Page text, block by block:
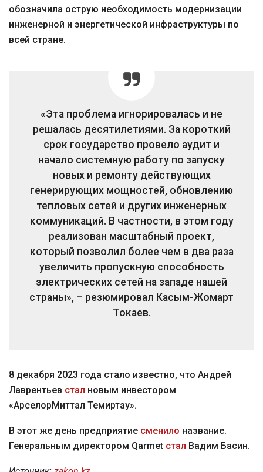
обозначила острую необходимость модернизации
инженерной и энергетической инфраструктуры по
всей стране.
«Эта проблема игнорировалась и не
решалась десятилетиями. За короткий
срок государство провело аудит и
начало системную работу по запуску
новых и ремонту действующих
генерирующих мощностей, обновлению
тепловых сетей и других инженерных
коммуникаций. В частности, в этом году
реализован масштабный проект,
который позволил более чем в два раза
увеличить пропускную способность
электрических сетей на западе нашей
страны», – резюмировал Касым-Жомарт
Токаев.
8 декабря 2023 года стало известно, что Андрей
Лаврентьев стал новым инвестором
«АрселорМиттал Темиртау».
В этот же день предприятие сменило название.
Генеральным директором Qarmet стал Вадим Басин.